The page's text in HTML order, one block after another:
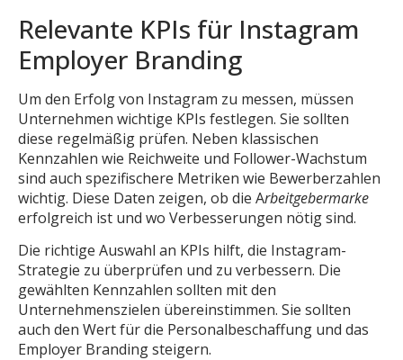
Relevante KPIs für Instagram
Employer Branding
Um den Erfolg von Instagram zu messen, müssen
Unternehmen wichtige KPIs festlegen. Sie sollten
diese regelmäßig prüfen. Neben klassischen
Kennzahlen wie Reichweite und Follower-Wachstum
sind auch spezifischere Metriken wie Bewerberzahlen
wichtig. Diese Daten zeigen, ob die Arbeitgebermarke
erfolgreich ist und wo Verbesserungen nötig sind.
Die richtige Auswahl an KPIs hilft, die Instagram-
Strategie zu überprüfen und zu verbessern. Die
gewählten Kennzahlen sollten mit den
Unternehmenszielen übereinstimmen. Sie sollten
auch den Wert für die Personalbeschaffung und das
Employer Branding steigern.